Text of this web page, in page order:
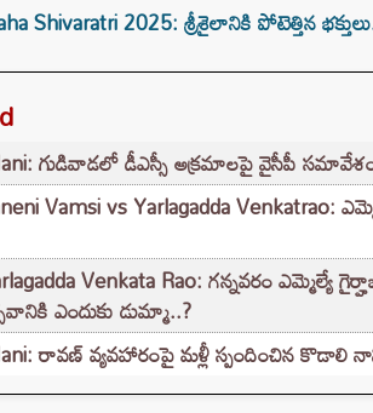
Shivaratri 2025: శ్రీశైలానికి పోటెత్తిన
గుడివాడలో డీఎస్సీ అక్రమాలపై వైసీపీ
Vamsi vs Yarlagadda Venkatrao:
Venkata Rao: గన్నవరం ఎమ్మెల్యే
ఎందుకు డుమ్మా..?
రావణ్ వ్యవహారంపై మళ్లీ స్పందించిన కొడాలి